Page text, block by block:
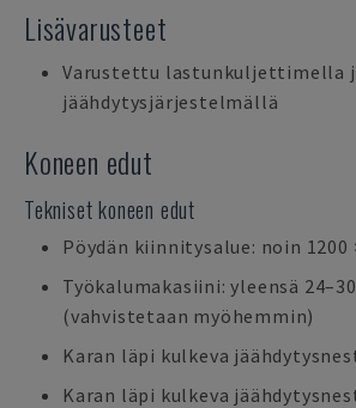
Lisävarusteet
Varustettu lastunkuljettimella
jäähdytysjärjestelmällä
Koneen edut
Tekniset koneen edut
Pöydän kiinnitysalue: noin 1200
Työkalumakasiini: yleensä
(vahvistetaan myöhemmin)
Karan läpi kulkeva
Karan läpi kulkeva